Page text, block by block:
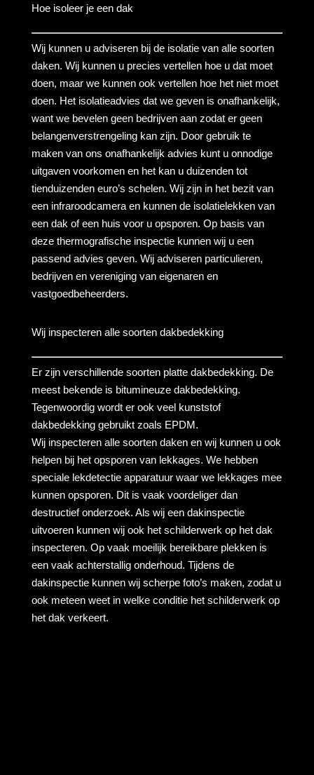
Hoe isoleer je een dak
Wij kunnen u adviseren bij de isolatie van alle soorten
daken. Wij kunnen u precies vertellen hoe u dat moet
doen, maar we kunnen ook vertellen hoe het niet moet
doen. Het isolatieadvies dat we geven is onafhankelijk,
want we bevelen geen bedrijven aan zodat er geen
belangenverstrengeling kan zijn. Door gebruik te
maken van ons onafhankelijk advies kunt u onnodige
uitgaven voorkomen en het kan u duizenden tot
tienduizenden euro’s schelen. Wij zijn in het bezit van
een infraroodcamera en kunnen de isolatielekken van
een dak of een huis voor u opsporen. Op basis van
deze thermografische inspectie kunnen wij u een
passend advies geven. Wij adviseren particulieren,
bedrijven en vereniging van eigenaren en
vastgoedbeheerders.
Wij inspecteren alle soorten dakbedekking
Er zijn verschillende soorten platte dakbedekking. De
meest bekende is bitumineuze dakbedekking.
Tegenwoordig wordt er ook veel kunststof
dakbedekking gebruikt zoals EPDM.
Wij inspecteren alle soorten daken en wij kunnen u ook
helpen bij het opsporen van lekkages. We hebben
speciale lekdetectie apparatuur waar we lekkages mee
kunnen opsporen. Dit is vaak voordeliger dan
destructief onderzoek. Als wij een dakinspectie
uitvoeren kunnen wij ook het schilderwerk op het dak
inspecteren. Op vaak moeilijk bereikbare plekken is
een vaak achterstallig onderhoud. Tijdens de
dakinspectie kunnen wij scherpe foto’s maken, zodat u
ook meteen weet in welke conditie het schilderwerk op
het dak verkeert.